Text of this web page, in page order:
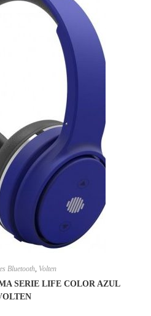
Bluetooth, Volten
SERIE LIFE COLOR AZUL